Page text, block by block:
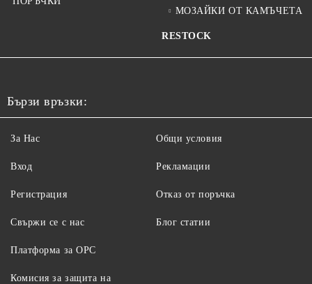
МОЗАЙКИ ОТ КАМЪЧЕТА
RESTOCK
Бързи връзки:
За Нас
Вход
Регистрация
Свържи се с нас
Общи условия
Рекламации
Отказ от поръчка
Блог статии
Платформа за ОРС
Комисия за защита на